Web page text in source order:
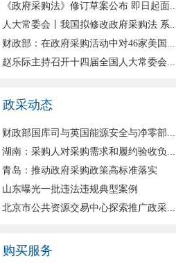
《政府采购法》修订草案公布 即日起面
人大常委会丨我国拟修改政府采购法 系
财政部：在政府采购活动中对46家美国...
赵乐际主持召开十四届全国人大常委会...
政采动态
财政部国库司与英国能源安全与净零部...
湖南：采购人对采购需求和履约验收负...
青岛：推动政府采购政策高标准落实
山东曝光一批违法违规典型案例
北京市公共资源交易中心探索推广政采...
购买服务